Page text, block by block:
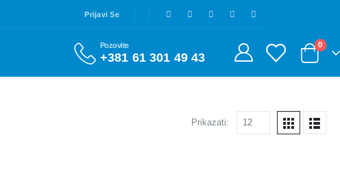
Prijavi Se
Pozovite
+381 61 301 49 43
0
Prikazati: